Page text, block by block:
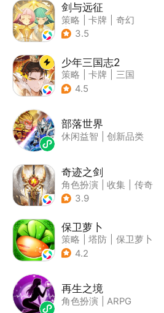
剑与远征
策略 卡牌
奇幻
| 动漫
3.5
少年三国志2
策略 卡牌
三国
| 少年三国志
4.5
部落世界
休闲益智 创新品类
奇迹之剑
角色扮演 收集
传奇
| 奇迹MU
3.9
保卫萝卜
策略 塔防
保卫萝卜
| 卡通
4.2
再生之境
角色扮演 ARPG